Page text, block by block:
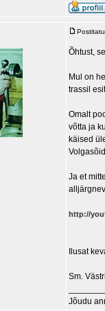
Õhtust,
Mul on
trassil
Omalt
võtta ja
käised
Ja et
http://
Ilusat
Sm.
Jõudu